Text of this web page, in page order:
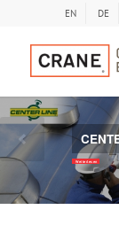
EN DE
Weiterlesen
Bisherige